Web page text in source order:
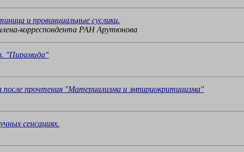
и провинциальные суслики.
корреспондента РАН Арутюнова
"Пирамида"
прочтения "Материализма и эмпириокритицизма"
сенсациях.